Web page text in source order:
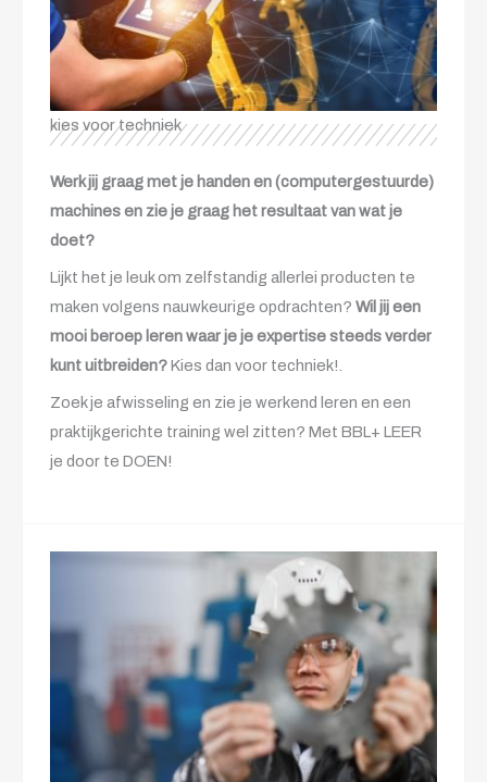
kies voor techniek
Werk jij graag met je handen en (computergestuurde)
machines en zie je graag het resultaat van wat je
doet?
Lijkt het je leuk om zelfstandig allerlei producten te
maken volgens nauwkeurige opdrachten? Wil jij een
mooi beroep leren waar je je expertise steeds verder
kunt uitbreiden?Kies dan voor techniek!.
Zoek je afwisseling en zie je werkend leren en een
praktijkgerichte training wel zitten? Met BBL+ LEER
je door te DOEN!